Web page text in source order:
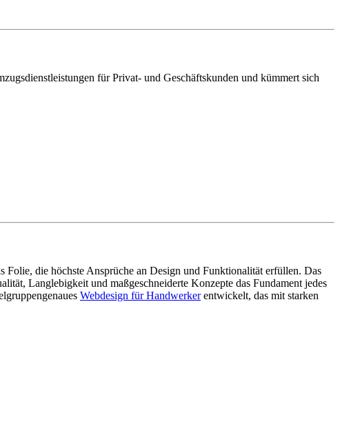
für Privat- und Geschäftskunden und kümmert sich
die höchste Ansprüche an Design und Funktionalität erfüllen. Das
Langlebigkeit und maßgeschneiderte Konzepte das Fundament jedes
Webdesign für Handwerkerentwickelt, das mit starken